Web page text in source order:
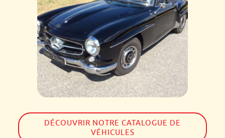
DÉCOUVRIR NOTRE CATALOGUE DE
VÉHICULES